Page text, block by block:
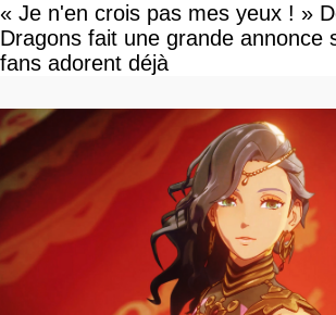
« Je n'en crois pas mes yeux ! »
Dragons fait une grande annonce
fans adorent déjà